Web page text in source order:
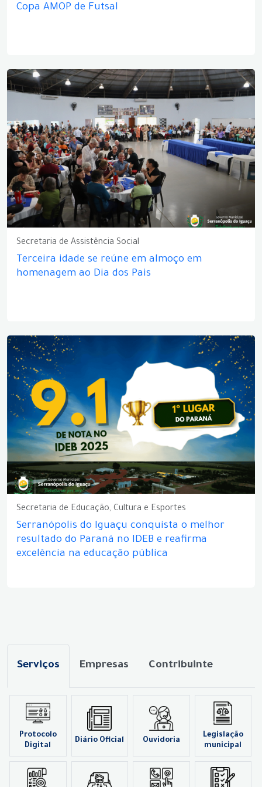
Copa AMOP de Futsal
Secretaria de Assistência Social
Terceira idade se reúne em almoço em
homenagem ao Dia dos Pais
Secretaria de Educação, Cultura e Esportes
Serranópolis do Iguaçu conquista o melhor
resultado do Paraná no IDEB e reafirma
excelência na educação pública
Serviços Empresas Contribuinte
Protocolo
Digital
Diário Oficial Ouvidoria
Legislação
municipal